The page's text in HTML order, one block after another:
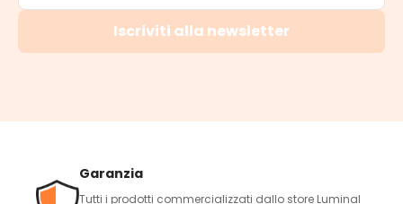
Iscriviti alla newsletter
Garanzia
Tutti i prodotti commercializzati dallo store Luminal